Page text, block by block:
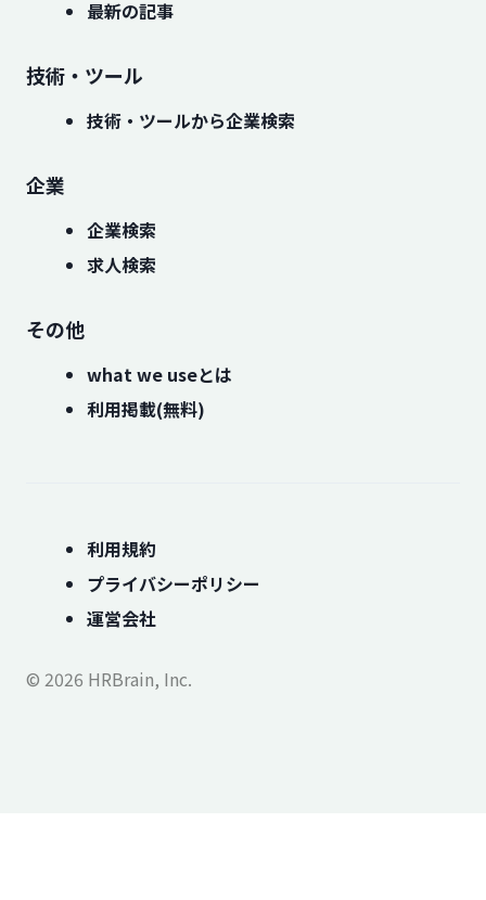
最新の記事
技術・ツール
技術・ツールから企業検索
企業
企業検索
求人検索
その他
what we useとは
利用掲載(無料)
利用規約
プライバシーポリシー
運営会社
© 2026 HRBrain, Inc.